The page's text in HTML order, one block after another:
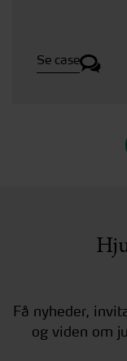
Se case
Få nyheder,
og viden om